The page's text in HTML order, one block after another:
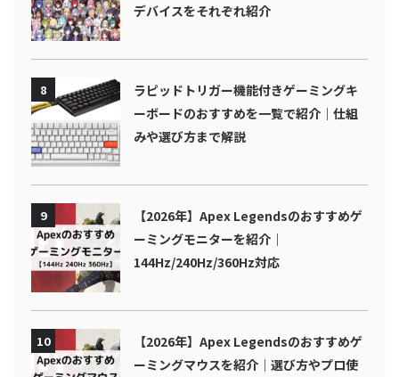
デバイスをそれぞれ紹介
8
ラピッドトリガー機能付きゲーミングキ
ーボードのおすすめを一覧で紹介｜仕組
みや選び方まで解説
9
【2026年】Apex Legendsのおすすめゲ
ーミングモニターを紹介｜
144Hz/240Hz/360Hz対応
10
【2026年】Apex Legendsのおすすめゲ
ーミングマウスを紹介｜選び方やプロ使